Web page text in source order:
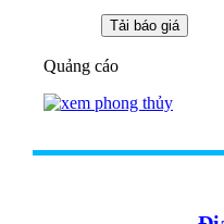
Quảng cáo